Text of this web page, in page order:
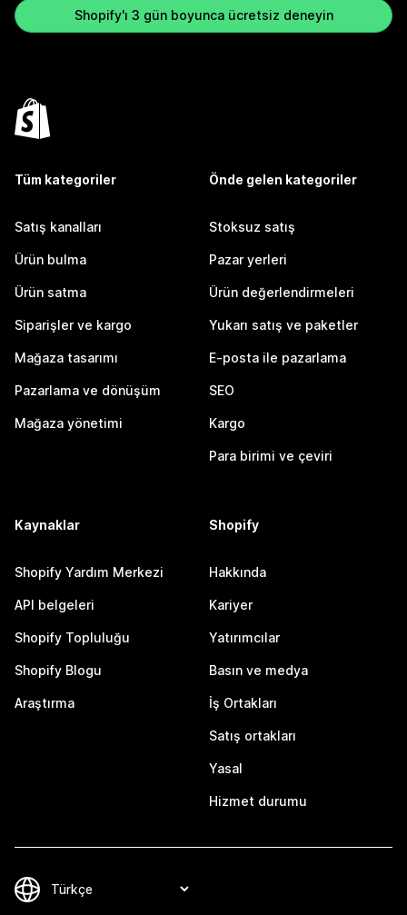
Shopify'ı 3 gün boyunca ücretsiz deneyin
Tüm kategoriler
Satış kanalları
Ürün bulma
Ürün satma
Siparişler ve kargo
Mağaza tasarımı
Pazarlama ve dönüşüm
Mağaza yönetimi
Önde gelen kategoriler
Stoksuz satış
Pazar yerleri
Ürün değerlendirmeleri
Yukarı satış ve paketler
E-posta ile pazarlama
SEO
Kargo
Para birimi ve çeviri
Kaynaklar
Shopify Yardım Merkezi
API belgeleri
Shopify Topluluğu
Shopify Blogu
Araştırma
Shopify
Hakkında
Kariyer
Yatırımcılar
Basın ve medya
İş Ortakları
Satış ortakları
Yasal
Hizmet durumu